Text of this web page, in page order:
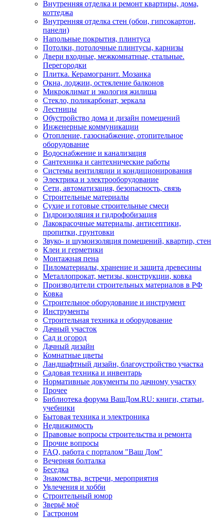
Внутренняя отделка и ремонт квартиры, дома,
коттеджа
Внутренняя отделка стен (обои, гипсокартон,
панели)
Напольные покрытия, плинтуса
Потолки, потолочные плинтусы, карнизы
Двери входные, межкомнатные, стальные.
Перегородки
Плитка. Керамогранит. Мозаика
Окна, лоджии, остекление балконов
Микроклимат и экология жилища
Стекло, поликарбонат, зеркала
Лестницы
Обустройство дома и дизайн помещений
Инженерные коммуникации
Отопление, газоснабжение, отопительное
оборудование
Водоснабжение и канализация
Сантехника и сантехнические работы
Системы вентиляции и кондиционирования
Электрика и электрооборудование
Сети, автоматизация, безопасность, связь
Строительные материалы
Сухие и готовые строительные смеси
Гидроизоляция и гидрофобизация
Лакокрасочные материалы, антисептики,
пропитки, грунтовки
Звуко- и шумоизоляция помещений, квартир, стен
Клеи и герметики
Монтажная пена
Пиломатериалы, хранение и защита древесины
Металлопрокат, метизы, конструкции, ковка
Производители строительных материалов в РФ
Ковка
Строительное оборудование и инструмент
Инструменты
Строительная техника и оборудование
Дачный участок
Сад и огород
Дачный дизайн
Комнатные цветы
Ландшафтный дизайн, благоустройство участка
Садовая техника и инвентарь
Нормативные документы по дачному участку
Прочее
Библиотека форума ВашДом.RU: книги, статьи,
учебники
Бытовая техника и электроника
Недвижимость
Правовые вопросы строительства и ремонта
Прочие вопросы
FAQ, работа с порталом "Ваш Дом"
Вечерняя болталка
Беседка
Знакомства, встречи, мероприятия
Увлечения и хобби
Строительный юмор
Зверьё моё
Гастроном